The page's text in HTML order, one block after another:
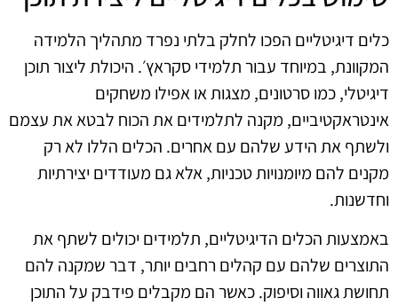
כלים דיגיטליים הפכו לחלק בלתי נפרד מתהליך הלמידה
המקוונת, במיוחד עבור תלמידי סקראץ׳. היכולת ליצור תוכן
דיגיטלי, כמו סרטונים, מצגות או אפילו משחקים
אינטראקטיביים, מקנה לתלמידים את הכוח לבטא את עצמם
ולשתף את הידע שלהם עם אחרים. הכלים הללו לא רק
מקנים להם מיומנויות טכניות, אלא גם מעודדים יצירתיות
וחדשנות.
באמצעות הכלים הדיגיטליים, תלמידים יכולים לשתף את
התוצרים שלהם עם קהלים רחבים יותר, דבר שמקנה להם
תחושת גאווה וסיפוק. כאשר הם מקבלים פידבק על התוכן